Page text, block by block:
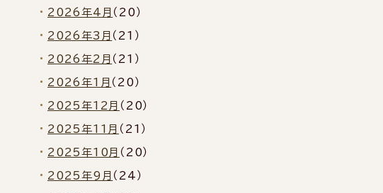
2026年4月 （20）
2026年3月 （21）
2026年2月 （21）
2026年1月 （20）
2025年12月 （20）
2025年11月 （21）
2025年10月 （20）
2025年9月 （24）